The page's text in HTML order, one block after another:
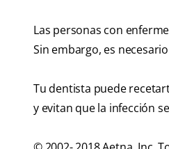
Las personas con
Sin embargo, es
Tu dentista puede
y evitan que la infección